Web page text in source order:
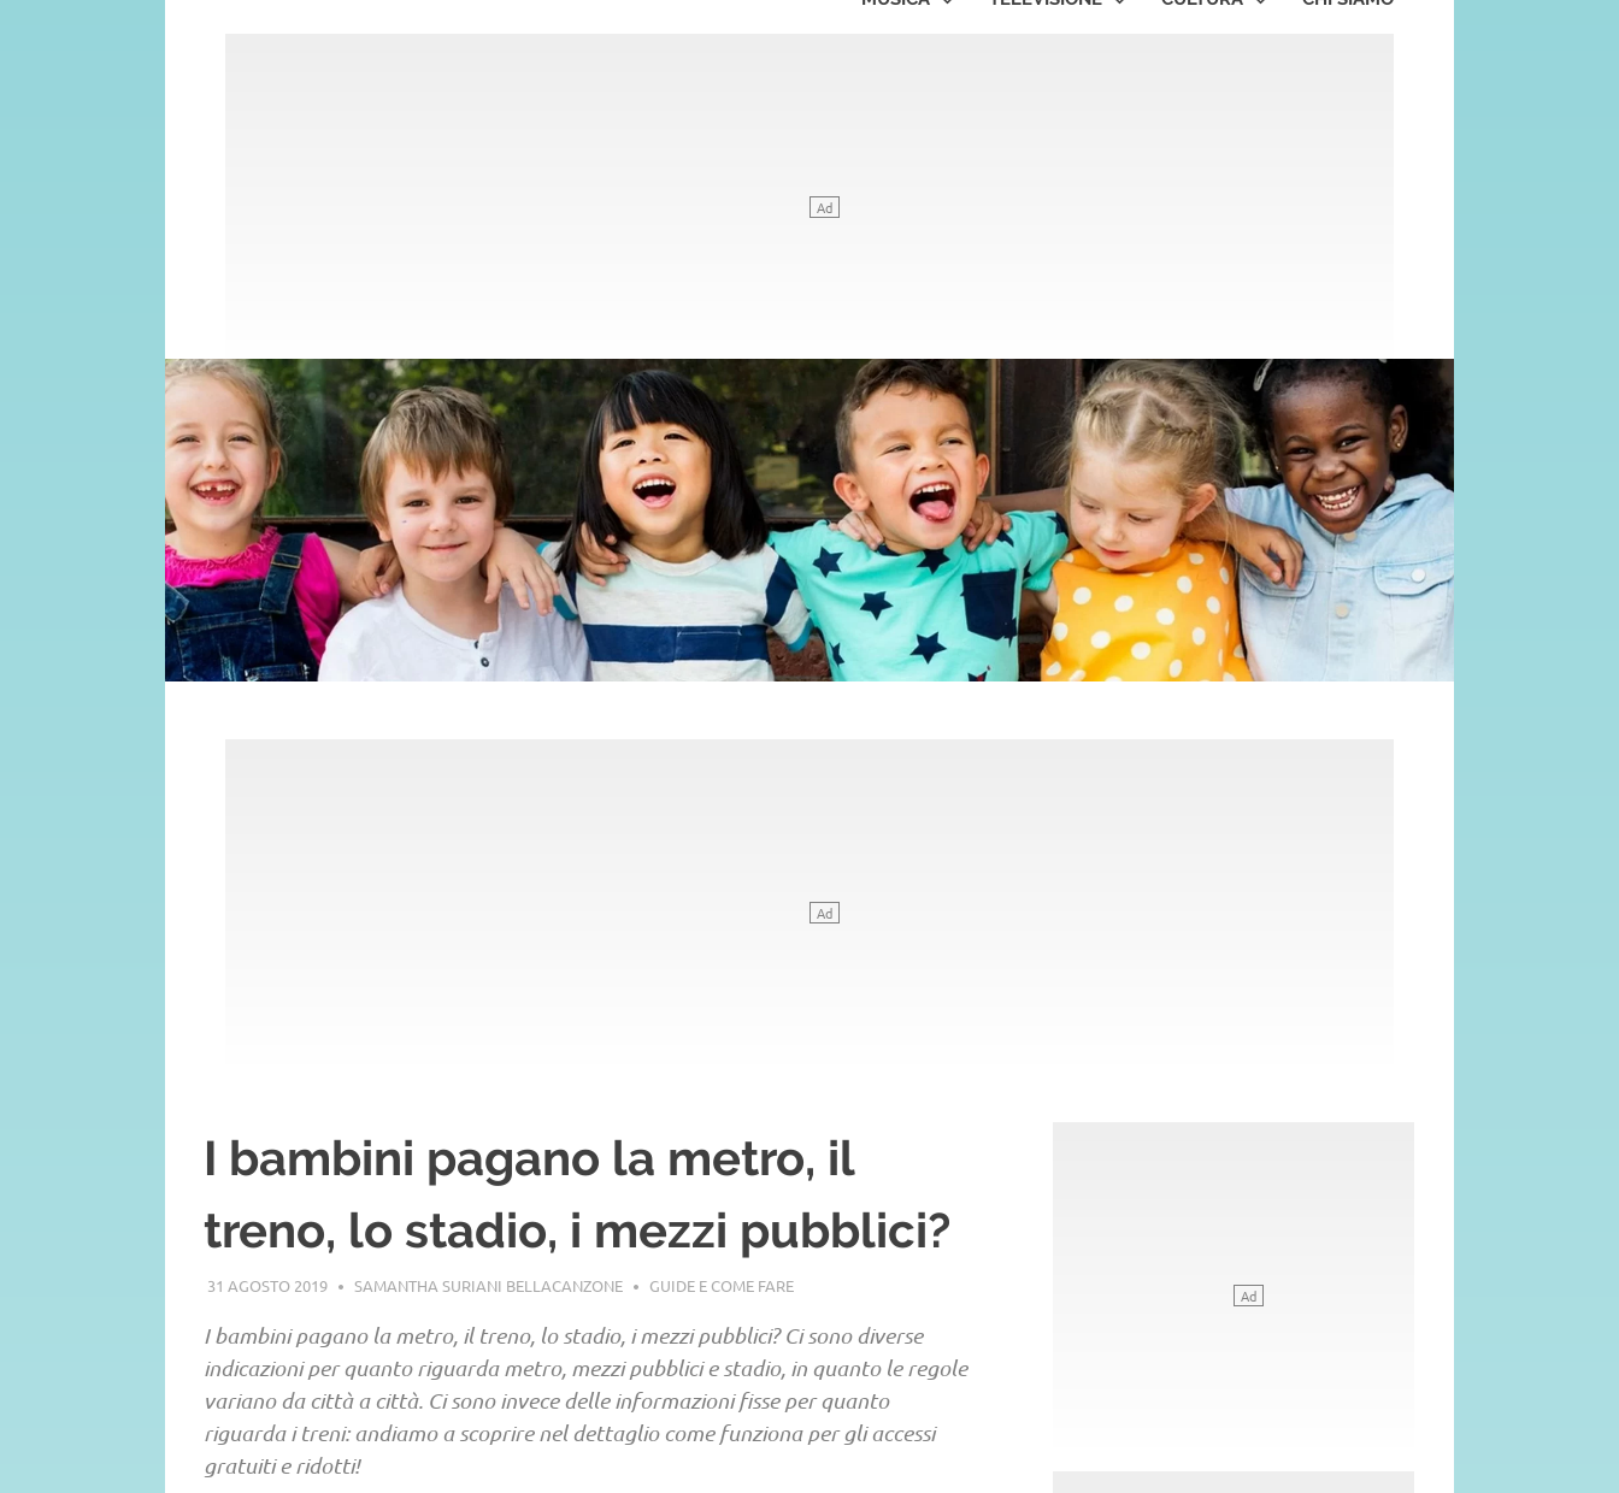
I bambini pagano la metro, il
treno, lo stadio, i mezzi pubblici?
31 AGOSTO 2019 SAMANTHA SURIANI BELLACANZONE GUIDE E COME FARE
I bambini pagano la metro, il treno, lo stadio, i mezzi pubblici? Ci sono diverse
indicazioni per quanto riguarda metro, mezzi pubblici e stadio, in quanto le regole
variano da città a città. Ci sono invece delle informazioni fisse per quanto
riguarda i treni: andiamo a scoprire nel dettaglio come funziona per gli accessi
gratuiti e ridotti!